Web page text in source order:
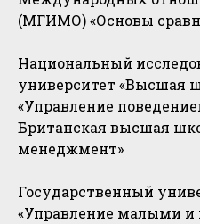
(МГИМО) «Основы
Национальный
университет «Высшая
«Управление
Британская высшая
менеджмент»
Государственный
«Управление малыми